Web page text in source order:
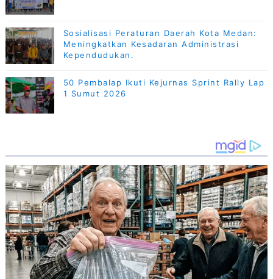
Sosialisasi Peraturan Daerah Kota Medan:
Meningkatkan Kesadaran Administrasi
Kependudukan.
50 Pembalap Ikuti Kejurnas Sprint Rally Lap
1 Sumut 2026